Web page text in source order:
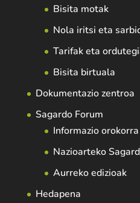
Bisita motak
Nola iritsi eta
Tarifak eta
Bisita birtuala
Dokumentazio zentroa
Sagardo Forum
Informazio orokorra
Nazioarteko
Aurreko edizioak
Hedapena